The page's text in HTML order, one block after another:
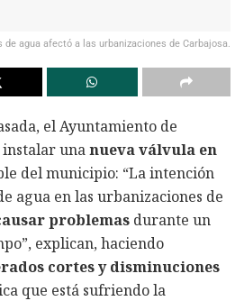
agua afectó a las urbanizaciones de Carbajosa.
el Ayuntamiento de
instalar unanueva válvula en
del municipio: “La intención
agua en las urbanizaciones de
problemas durante un
explican, haciendo
cortes y disminuciones
que está sufriendo la